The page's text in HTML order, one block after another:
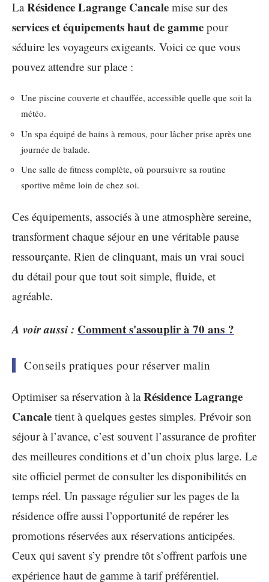
LaRésidence Lagrange Cancale mise sur des
services et équipements haut de gamme pour
séduire les voyageurs exigeants. Voici ce que vous
pouvez attendre sur place :
Une piscine couverte et chauffée, accessible quelle que soit la
météo.
Un spa équipé de bains à remous, pour lâcher prise après une
journée de balade.
Une salle de fitness complète, où poursuivre sa routine
sportive même loin de chez soi.
Ces équipements, associés à une atmosphère sereine,
transforment chaque séjour en une véritable pause
ressourçante. Rien de clinquant, mais un vrai souci
du détail pour que tout soit simple, fluide, et
agréable.
A voir aussi : Comment s'assouplir à 70 ans ?
Conseils pratiques pour réserver malin
Optimiser sa réservation à laRésidence Lagrange
Cancale tient à quelques gestes simples. Prévoir son
séjour à l’avance, c’est souvent l’assurance de profiter
des meilleures conditions et d’un choix plus large. Le
site officiel permet de consulter les disponibilités en
temps réel. Un passage régulier sur les pages de la
résidence offre aussi l’opportunité de repérer les
promotions réservées aux réservations anticipées.
Ceux qui savent s’y prendre tôt s’offrent parfois une
expérience haut de gamme à tarif préférentiel.